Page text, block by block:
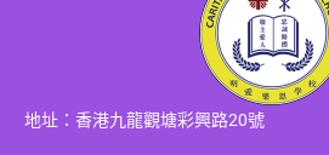
地址：香港九龍觀塘彩興路20號